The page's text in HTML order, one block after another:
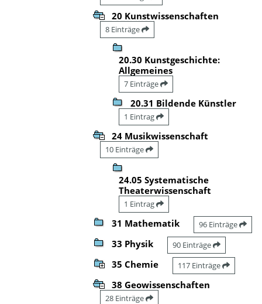
20 Kunstwissenschaften
8 Einträge
20.30 Kunstgeschichte:
Allgemeines
7 Einträge
20.31 Bildende Künstler
1 Eintrag
24 Musikwissenschaft
10 Einträge
24.05 Systematische
Theaterwissenschaft
1 Eintrag
31 Mathematik 96 Einträge
33 Physik 90 Einträge
35 Chemie 117 Einträge
38 Geowissenschaften
28 Einträge